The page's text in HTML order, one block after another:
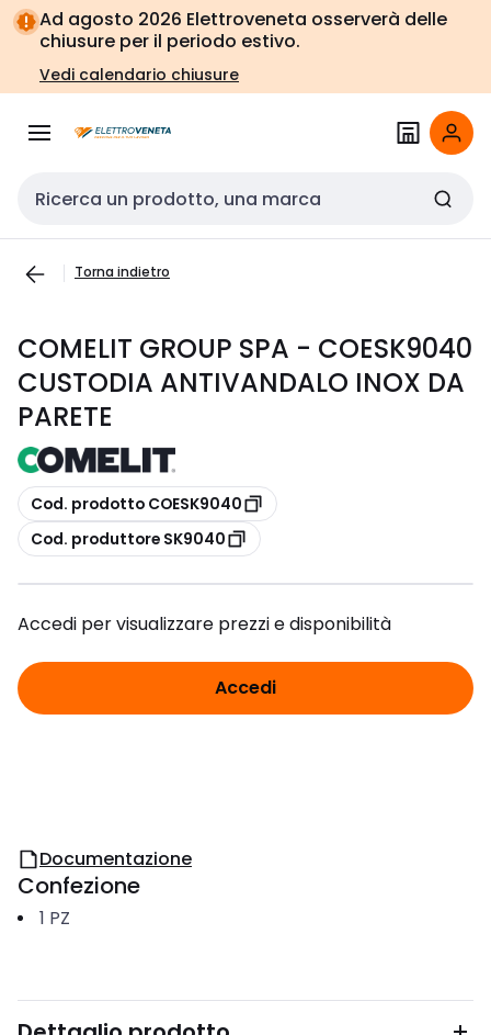
Vai alla
navigazione
Vai
alla
pagina
Ad agosto 2026 Elettroveneta osserverà delle
chiusure per il periodo estivo.
Vedi calendario chiusure
Cerca input
Torna indietro
COMELIT GROUP SPA - COESK9040
CUSTODIA ANTIVANDALO INOX DA
PARETE
copia
Cod. prodotto COESK9040
copia
Cod. produttore SK9040
Accedi per visualizzare prezzi e disponibilità
Accedi
Documentazione
Confezione
1 PZ